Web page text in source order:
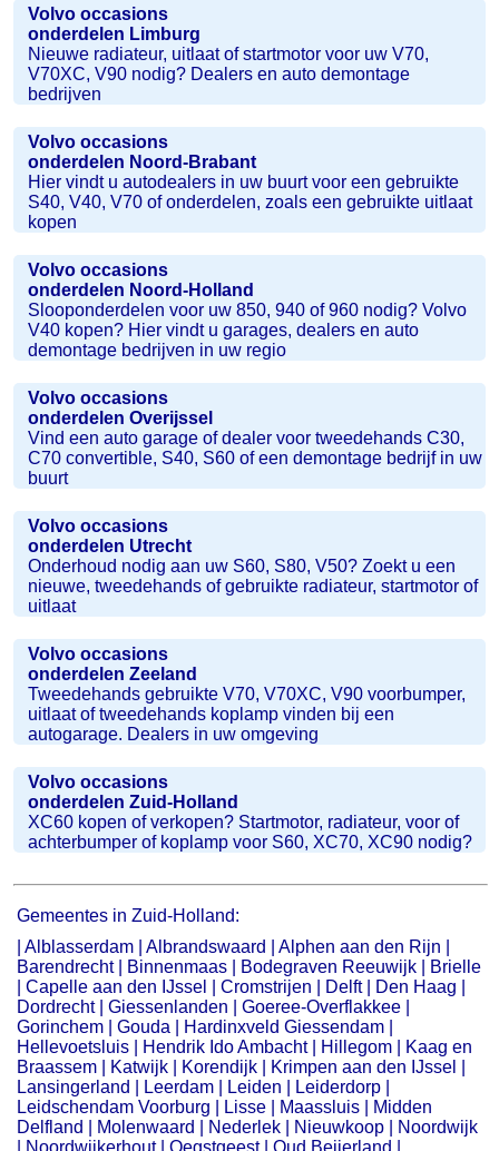
Volvo occasions
onderdelen Limburg
Nieuwe radiateur, uitlaat of startmotor voor uw V70,
V70XC, V90 nodig? Dealers en auto demontage
bedrijven
Volvo occasions
onderdelen Noord-Brabant
Hier vindt u autodealers in uw buurt voor een gebruikte
S40, V40, V70 of onderdelen, zoals een gebruikte uitlaat
kopen
Volvo occasions
onderdelen Noord-Holland
Slooponderdelen voor uw 850, 940 of 960 nodig? Volvo
V40 kopen? Hier vindt u garages, dealers en auto
demontage bedrijven in uw regio
Volvo occasions
onderdelen Overijssel
Vind een auto garage of dealer voor tweedehands C30,
C70 convertible, S40, S60 of een demontage bedrijf in uw
buurt
Volvo occasions
onderdelen Utrecht
Onderhoud nodig aan uw S60, S80, V50? Zoekt u een
nieuwe, tweedehands of gebruikte radiateur, startmotor of
uitlaat
Volvo occasions
onderdelen Zeeland
Tweedehands gebruikte V70, V70XC, V90 voorbumper,
uitlaat of tweedehands koplamp vinden bij een
autogarage. Dealers in uw omgeving
Volvo occasions
onderdelen Zuid-Holland
XC60 kopen of verkopen? Startmotor, radiateur, voor of
achterbumper of koplamp voor S60, XC70, XC90 nodig?
Gemeentes in Zuid-Holland:
|Alblasserdam |Albrandswaard |Alphen aan den Rijn
Barendrecht| Binnenmaas Bodegraven Reeuwijk
Brielle
|Capelle aan den IJssel |Cromstrijen Delft| Den Haag
Dordrecht|Giessenlanden |Goeree-Overflakkee
Gorinchem |Gouda Hardinxveld Giessendam
Hellevoetsluis
Hendrik Ido Ambacht| Hillegom
Kaag en
Braassem
Katwijk Korendijk Krimpen aan den IJssel
Lansingerland
Leerdam Leiden Leiderdorp
Leidschendam Voorburg
Lisse Maassluis
Midden
Delfland
Molenwaard Nederlek Nieuwkoop
Noordwijk
Noordwijkerhout|Oegstgeest|Oud Beijerland